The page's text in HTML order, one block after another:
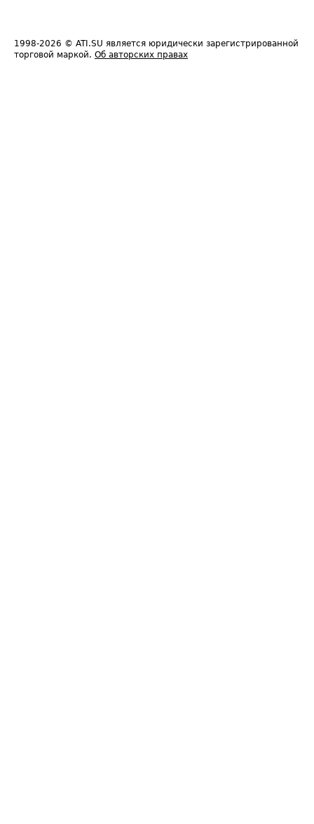
1998-2026 © ATI.SU является юридически зарегистрированной
торговой маркой. Об авторских правах